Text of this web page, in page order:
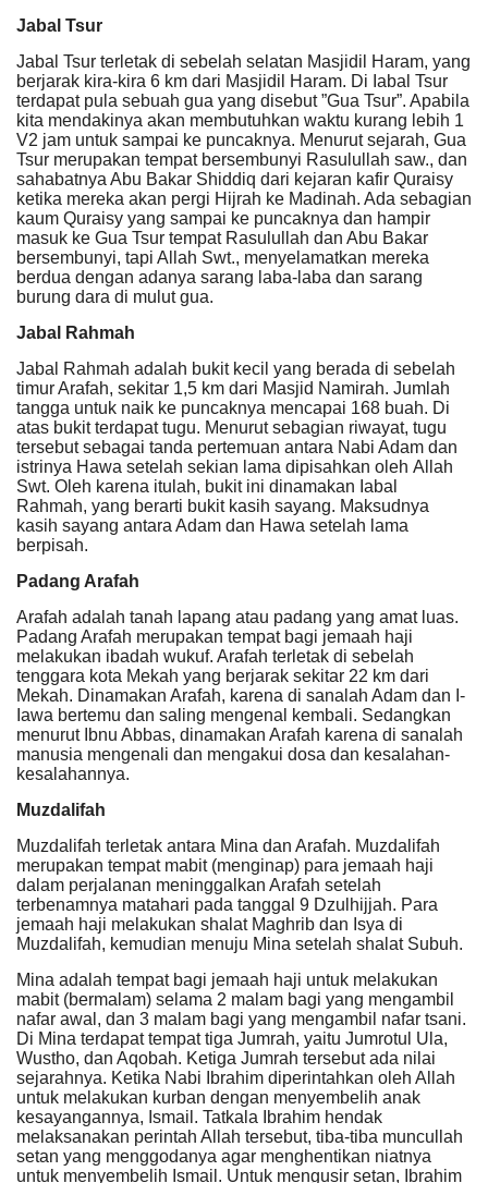
Jabal Tsur
Jabal Tsur terletak di sebelah selatan Masjidil Haram, yang
berjarak kira-kira 6 km dari Masjidil Haram. Di Iabal Tsur
terdapat pula sebuah gua yang disebut ”Gua Tsur”. Apabila
kita mendakinya akan membutuhkan waktu kurang lebih 1
V2 jam untuk sampai ke puncaknya. Menurut sejarah, Gua
Tsur merupakan tempat bersembunyi Rasulullah saw., dan
sahabatnya Abu Bakar Shiddiq dari kejaran kafir Quraisy
ketika mereka akan pergi Hijrah ke Madinah. Ada sebagian
kaum Quraisy yang sampai ke puncaknya dan hampir
masuk ke Gua Tsur tempat Rasulullah dan Abu Bakar
bersembunyi, tapi Allah Swt., menyelamatkan mereka
berdua dengan adanya sarang laba-laba dan sarang
burung dara di mulut gua.
Jabal Rahmah
Jabal Rahmah adalah bukit kecil yang berada di sebelah
timur Arafah, sekitar 1,5 km dari Masjid Namirah. Jumlah
tangga untuk naik ke puncaknya mencapai 168 buah. Di
atas bukit terdapat tugu. Menurut sebagian riwayat, tugu
tersebut sebagai tanda pertemuan antara Nabi Adam dan
istrinya Hawa setelah sekian lama dipisahkan oleh Allah
Swt. Oleh karena itulah, bukit ini dinamakan Iabal
Rahmah, yang berarti bukit kasih sayang. Maksudnya
kasih sayang antara Adam dan Hawa setelah lama
berpisah.
Padang Arafah
Arafah adalah tanah lapang atau padang yang amat luas.
Padang Arafah merupakan tempat bagi jemaah haji
melakukan ibadah wukuf. Arafah terletak di sebelah
tenggara kota Mekah yang berjarak sekitar 22 km dari
Mekah. Dinamakan Arafah, karena di sanalah Adam dan I-
Iawa bertemu dan saling mengenal kembali. Sedangkan
menurut Ibnu Abbas, dinamakan Arafah karena di sanalah
manusia mengenali dan mengakui dosa dan kesalahan-
kesalahannya.
Muzdalifah
Muzdalifah terletak antara Mina dan Arafah. Muzdalifah
merupakan tempat mabit (menginap) para jemaah haji
dalam perjalanan meninggalkan Arafah setelah
terbenamnya matahari pada tanggal 9 Dzulhijjah. Para
jemaah haji melakukan shalat Maghrib dan Isya di
Muzdalifah, kemudian menuju Mina setelah shalat Subuh.
Mina adalah tempat bagi jemaah haji untuk melakukan
mabit (bermalam) selama 2 malam bagi yang mengambil
nafar awal, dan 3 malam bagi yang mengambil nafar tsani.
Di Mina terdapat tempat tiga Jumrah, yaitu Jumrotul Ula,
Wustho, dan Aqobah. Ketiga Jumrah tersebut ada nilai
sejarahnya. Ketika Nabi Ibrahim diperintahkan oleh Allah
untuk melakukan kurban dengan menyembelih anak
kesayangannya, Ismail. Tatkala Ibrahim hendak
melaksanakan perintah Allah tersebut, tiba-tiba muncullah
setan yang menggodanya agar menghentikan niatnya
untuk menyembelih Ismail. Untuk mengusir setan, Ibrahim